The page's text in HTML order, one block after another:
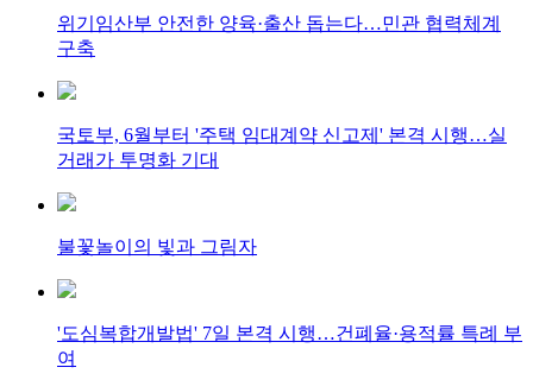
위기임산부 안전한 양육·출산 돕는다…민관 협력체계
구축
국토부, 6월부터 '주택 임대계약 신고제' 본격 시행…실
거래가 투명화 기대
불꽃놀이의 빛과 그림자
'도심복합개발법' 7일 본격 시행…건폐율·용적률 특례 부
여